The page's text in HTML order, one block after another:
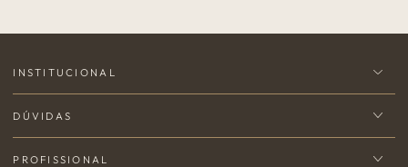
INSTITUCIONAL
DÚVIDAS
PROFISSIONAL